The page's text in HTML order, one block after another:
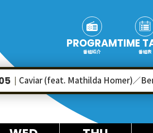
Caviar (feat. Mathilda Homer)／
PROGRAM
番組紹介
TIME
番組表